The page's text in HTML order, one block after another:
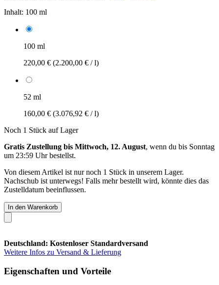
Inhalt: 100 ml
100 ml
220,00 € (2.200,00 € / l)
52 ml
160,00 € (3.076,92 € / l)
Noch 1 Stück auf Lager
Gratis Zustellung bis Mittwoch, 12. August, wenn du bis Sonntag
um 23:59 Uhrbestellst.
Von diesem Artikel ist nur noch 1 Stück in unserem Lager.
Nachschub ist unterwegs! Falls mehr bestellt wird, könnte dies das
Zustelldatum beeinflussen.
In den Warenkorb
Deutschland: Kostenloser Standardversand
Weitere Infos zu Versand & Lieferung
Eigenschaften und Vorteile